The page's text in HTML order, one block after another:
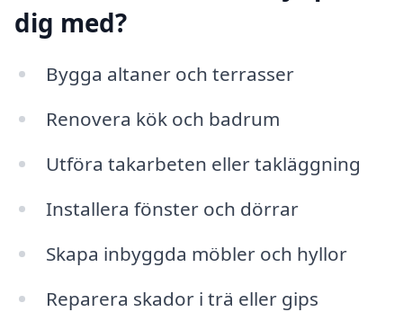
dig med?
Bygga altaner och terrasser
Renovera kök och badrum
Utföra takarbeten eller takläggning
Installera fönster och dörrar
Skapa inbyggda möbler och hyllor
Reparera skador i trä eller gips